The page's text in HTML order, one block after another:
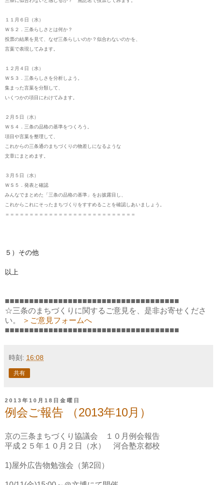
１１月６日（水）
ＷＳ２．三条らしさとは何か？
投票の結果を見て、なぜ三条らしいのか？似合わないのかを、
言葉で表現してみます。
１２月４日（水）
ＷＳ３．三条らしさを分析しよう。
集まった言葉を分類して、
いくつかの項目にわけてみます。
２月５日（水）
ＷＳ４．三条の品格の基準をつくろう。
項目や言葉を整理して、
これからの三条通のまちづくりの物差しになるような
文章にまとめます。
３月５日（水）
ＷＳ５．発表と確認
みんなでまとめた「三条の品格の基準」をお披露目し、
これからこれにそったまちづくりをすすめることを確認しあいましょう。
＝＝＝＝＝＝＝＝＝＝＝＝＝＝＝＝＝＝＝＝＝＝＝＝＝＝＝
５）その他
以上
■■■■■■■■■■■■■■■■■■■■■■■■■■■■■■■■■■■■
☆三条のまちづくりに関するご意見を、是非お寄せくださ
い。
＞ご意見フォームへ
■■■■■■■■■■■■■■■■■■■■■■■■■■■■■■■■■■■■
時刻: 16:08
共有
2013年10月18日金曜日
例会ご報告 （2013年10月）
京の三条まちづくり協議会 １０月例会報告
平成２５年１０月２日（水） 河合塾京都校
1)屋外広告物勉強会（第2回）